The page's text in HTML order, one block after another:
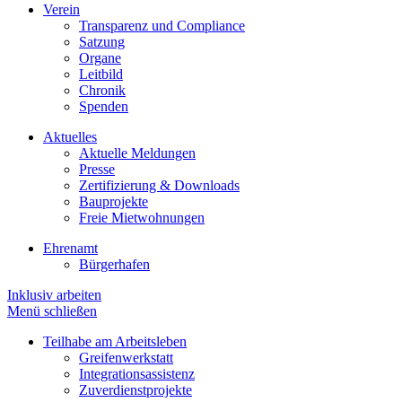
Verein
Transparenz und Compliance
Satzung
Organe
Leitbild
Chronik
Spenden
Aktuelles
Aktuelle Meldungen
Presse
Zertifizierung & Downloads
Bauprojekte
Freie Mietwohnungen
Ehrenamt
Bürgerhafen
Inklusiv arbeiten
Menü schließen
Teilhabe am Arbeitsleben
Greifenwerkstatt
Integrationsassistenz
Zuverdienstprojekte